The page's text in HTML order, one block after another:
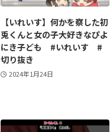
【いれいす】何かを察した初
兎くんと女の子大好きなぴよ
にき子ども #いれいす #
切り抜き
2024年1月24日